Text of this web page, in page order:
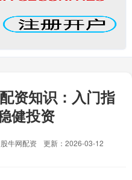
资知识：入门指
健投资
牛网配资
更新：2026-03-12